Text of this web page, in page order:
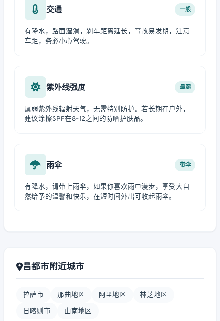
交通 一般
有降水，路面湿滑，刹车距离延长，事故易发期，注意
车距，务必小心驾驶。
紫外线强度 最弱
属弱紫外线辐射天气，无需特别防护。若长期在户外，
建议涂擦SPF在8-12之间的防晒护肤品。
雨伞 带伞
有降水，请带上雨伞，如果你喜欢雨中漫步，享受大自
然给予的温馨和快乐，在短时间外出可收起雨伞。
昌都市附近城市
拉萨市 那曲地区 阿里地区 林芝地区
日喀则市 山南地区